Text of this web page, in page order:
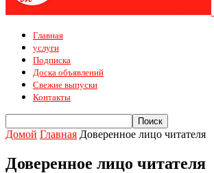
Главная
услуги
Подписка
Доска объявлений
Свежие выпуски
Контакты
Домой Главная Доверенное лицо читателя
Доверенное лицо читателя